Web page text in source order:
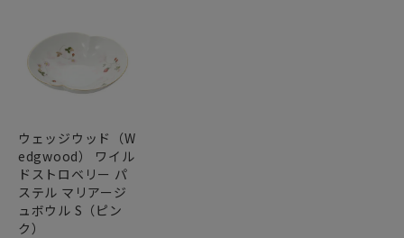
ウェッジウッド（W
edgwood） ワイル
ドストロベリー パ
ステル マリアージ
ュボウル S（ピン
ク）